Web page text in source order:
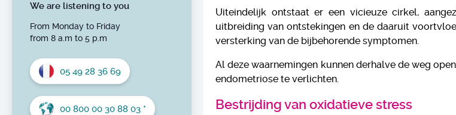
We are listening to you
From Monday to Friday
from 8 a.m to 5 p.m
05 49 28 36 69
00 800 00 30 88 03 *
Uiteindelijk ontstaat er een vicieuze cirkel,
uitbreiding van ontstekingen en de daaruit
versterking van de bijbehorende symptomen.
Al deze waarnemingen kunnen derhalve de weg
endometriose te verlichten.
Bestrijding van oxidatieve stress